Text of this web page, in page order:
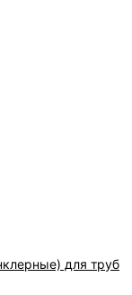
для труб